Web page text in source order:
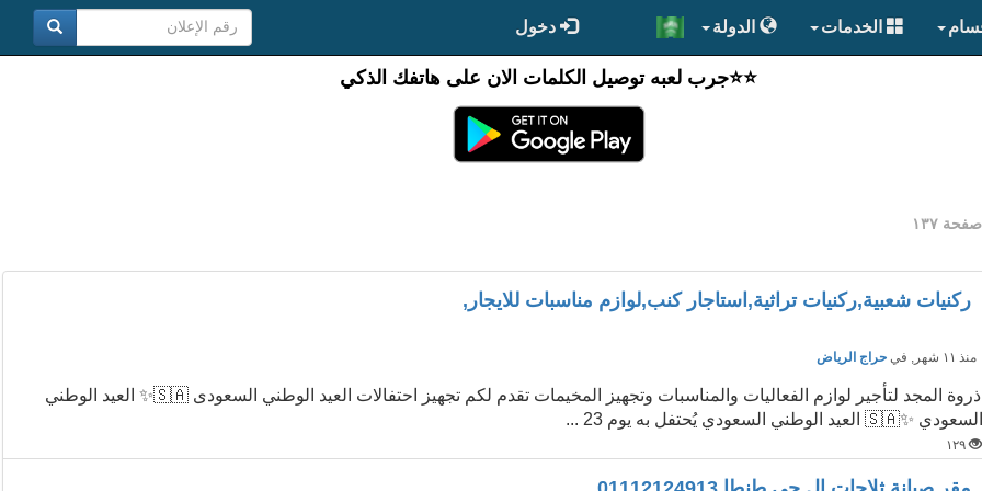
الخدمات الدولة دخول
⭐️⭐جرب لعبه توصيل الكلمات الان على هاتفك الذكي
١٣٧
ركنيات شعبية,ركنيات تراثية,استاجار كنب,لوازم مناسبات للايجار,
منذ ١١ شهر , فيحراج الرياض
ذروة المجد لتأجير لوازم الفعاليات والمناسبات وتجهيز المخيمات تقدم لكم تجهيز احتفالات العيد الوطني السعودى 🇸🇦✨ العيد الوطني
السعودي ✨🇸🇦 العيد الوطني السعودي يُحتفل به يوم 23 ...
١٢٩